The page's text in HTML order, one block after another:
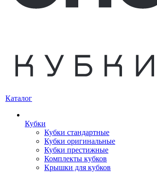
Каталог
Кубки
Кубки стандартные
Кубки оригинальные
Кубки престижные
Комплекты кубков
Крышки для кубков